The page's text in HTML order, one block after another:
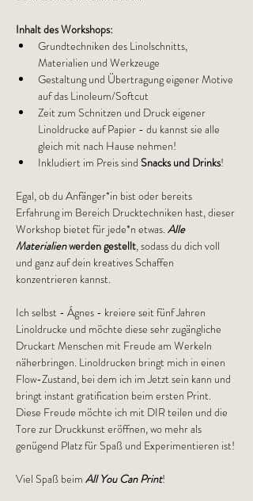
Inhalt des Workshops:
Grundtechniken des Linolschnitts,
Materialien und Werkzeuge
Gestaltung und Übertragung eigener Motive
auf das Linoleum/Softcut
Zeit zum Schnitzen und Druck eigener
Linoldrucke auf Papier - du kannst sie alle
gleich mit nach Hause nehmen!
Inkludiert im Preis sind Snacks und Drinks!
Egal, ob du Anfänger*in bist oder bereits
Erfahrung im Bereich Drucktechniken hast, dieser
Workshop bietet für jede*n etwas. Alle
Materialien werden gestellt, sodass du dich voll
und ganz auf dein kreatives Schaffen
konzentrieren kannst.
Ich selbst - Ágnes - kreiere seit fünf Jahren
Linoldrucke und möchte diese sehr zugängliche
Druckart Menschen mit Freude am Werkeln
näherbringen. Linoldrucken bringt mich in einen
Flow-Zustand, bei dem ich im Jetzt sein kann und
bringt instant gratification beim ersten Print.
Diese Freude möchte ich mit DIR teilen und die
Tore zur Druckkunst eröffnen, wo mehr als
genügend Platz für Spaß und Experimentieren ist!
Viel Spaß beim All You Can Print!